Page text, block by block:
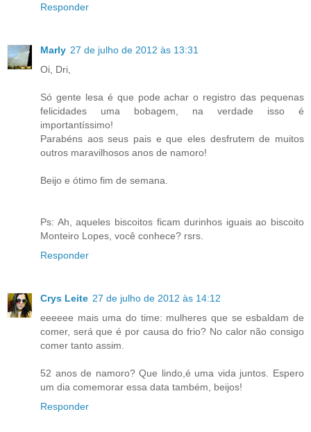
Responder
Marly 27 de julho de 2012 às 13:31
Oi, Dri,
Só gente lesa é que pode achar o registro das pequenas
felicidades uma bobagem, na verdade isso é
importantíssimo!
Parabéns aos seus pais e que eles desfrutem de muitos
outros maravilhosos anos de namoro!
Beijo e ótimo fim de semana.
Ps: Ah, aqueles biscoitos ficam durinhos iguais ao biscoito
Monteiro Lopes, você conhece? rsrs.
Responder
Crys Leite 27 de julho de 2012 às 14:12
eeeeee mais uma do time: mulheres que se esbaldam de
comer, será que é por causa do frio? No calor não consigo
comer tanto assim.
52 anos de namoro? Que lindo,é uma vida juntos. Espero
um dia comemorar essa data também, beijos!
Responder